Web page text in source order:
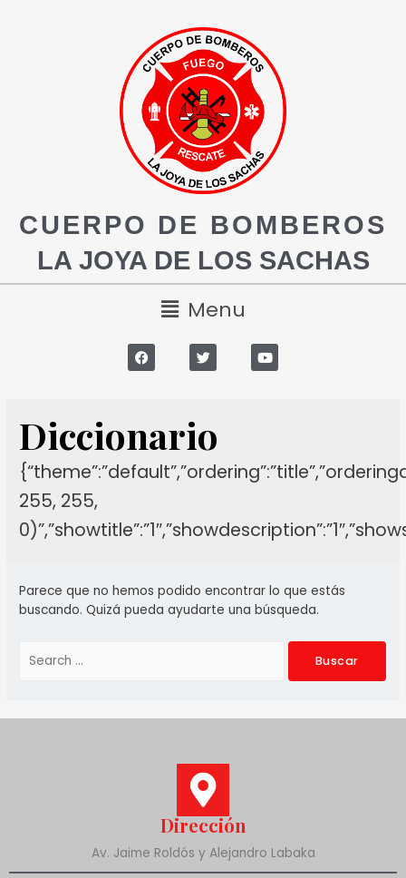
CUERPO DE BOMBEROS
LA JOYA DE LOS SACHAS
Menu
Diccionario
255, 255,
Parece que no hemos podido encontrar lo que estás
buscando. Quizá pueda ayudarte una búsqueda.
Dirección
Av. Jaime Roldós y Alejandro Labaka